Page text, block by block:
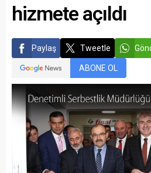
hizmete açıldı
Paylaş Tweetle
ABONE OL